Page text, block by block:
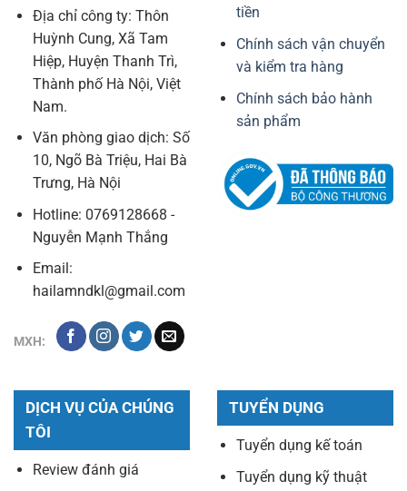
Địa chỉ công ty: Thôn
Huỳnh Cung, Xã Tam
Hiệp, Huyện Thanh Trì,
Thành phố Hà Nội, Việt
Nam.
Văn phòng giao dịch: Số
10, Ngõ Bà Triệu, Hai Bà
Trưng, Hà Nội
Hotline: 0769128668 -
Nguyễn Mạnh Thắng
Email:
hailamndkl@gmail.com
MXH:
tiền
Chính sách vận chuyển
và kiểm tra hàng
Chính sách bảo hành
sản phẩm
DỊCH VỤ CỦA CHÚNG
TÔI
Review đánh giá
TUYỂN DỤNG
Tuyển dụng kế toán
Tuyển dụng kỹ thuật